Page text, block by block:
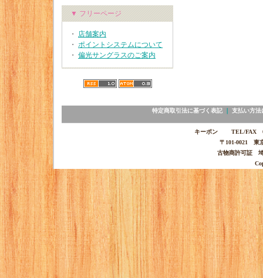
▼ フリーページ
・ 店舗案内
・ ポイントシステムについて
・ 偏光サングラスのご案内
特定商取引法に基づく表記｜ 支払い方法
キーポン TEL/FAX
〒101-0021 東
古物商許可証